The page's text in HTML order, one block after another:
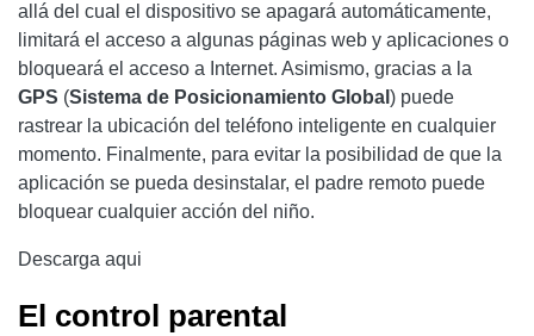
allá del cual el dispositivo se apagará automáticamente,
limitará el acceso a algunas páginas web y aplicaciones o
bloqueará el acceso a Internet. Asimismo, gracias a la
GPS (Sistema de Posicionamiento Global ) puede
rastrear la ubicación del teléfono inteligente en cualquier
momento. Finalmente, para evitar la posibilidad de que la
aplicación se pueda desinstalar, el padre remoto puede
bloquear cualquier acción del niño.
Descarga aqui
El control parental